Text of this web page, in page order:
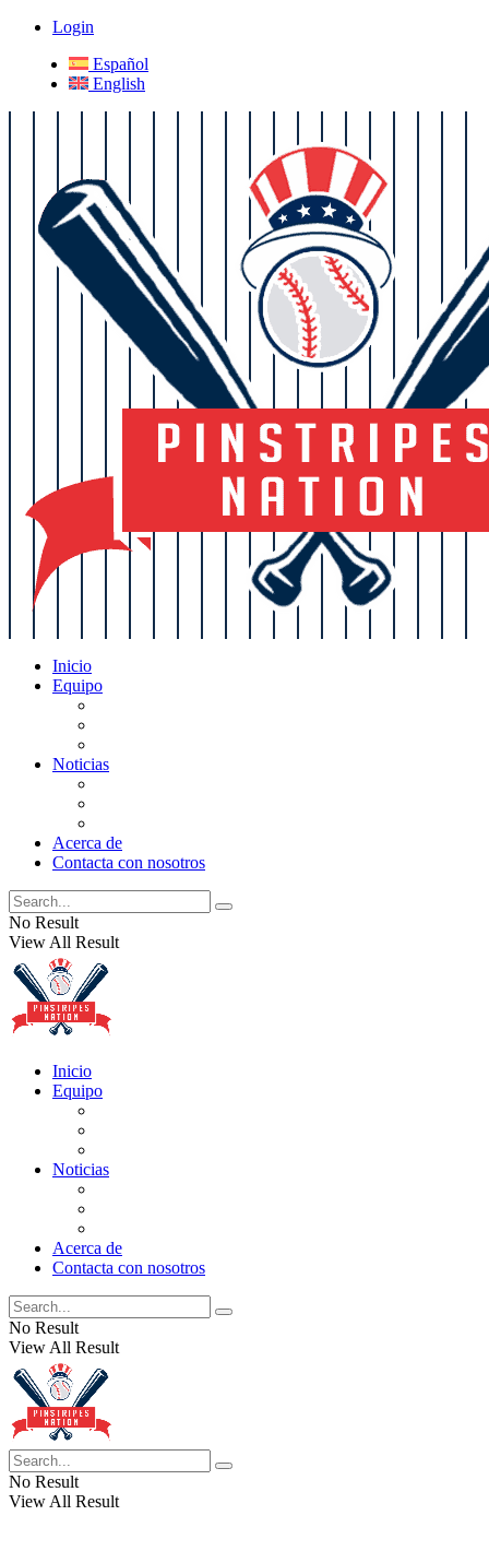
Login
Español
English
Inicio
Equipo
Noticias
Acerca de
Contacta con nosotros
No Result
View All Result
Inicio
Equipo
Noticias
Acerca de
Contacta con nosotros
No Result
View All Result
No Result
View All Result